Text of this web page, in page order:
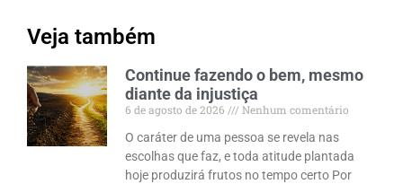
Veja também
Continue fazendo o bem, mesmo
diante da injustiça
6 de agosto de 2026
Nenhum comentário
O caráter de uma pessoa se revela nas
escolhas que faz, e toda atitude plantada
hoje produzirá frutos no tempo certo Por